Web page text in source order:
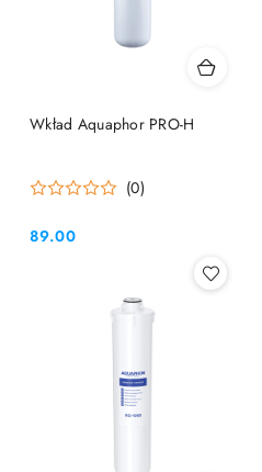
Wkład Aquaphor PRO-H
(0)
Cena:
89.00